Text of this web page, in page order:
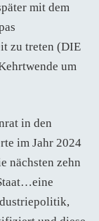
mit dem
zu treten (DIE
um
in den
im Jahr 2024
nächsten zehn